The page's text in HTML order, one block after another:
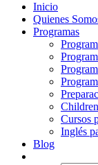
Inicio
Quienes
Programas
Cursos
Inglés
Blog